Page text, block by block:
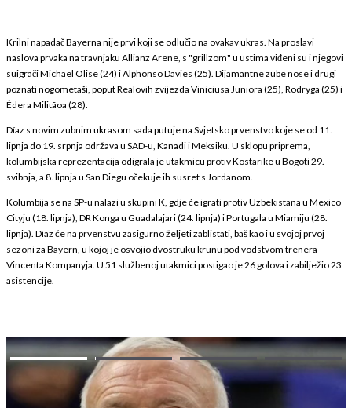
Krilni napadač Bayerna nije prvi koji se odlučio na ovakav ukras. Na proslavi
naslova prvaka na travnjaku Allianz Arene, s "grillzom" u ustima viđeni su i njegovi
suigrači Michael Olise (24) i Alphonso Davies (25). Dijamantne zube nose i drugi
poznati nogometaši, poput Realovih zvijezda Viniciusa Juniora (25), Rodryga (25) i
Édera Militãoa (28).
Díaz s novim zubnim ukrasom sada putuje na Svjetsko prvenstvo koje se od 11.
lipnja do 19. srpnja održava u SAD-u, Kanadi i Meksiku. U sklopu priprema,
kolumbijska reprezentacija odigrala je utakmicu protiv Kostarike u Bogoti 29.
svibnja, a 8. lipnja u San Diegu očekuje ih susret s Jordanom.
Kolumbija se na SP-u nalazi u skupini K, gdje će igrati protiv Uzbekistana u Mexico
Cityju (18. lipnja), DR Konga u Guadalajari (24. lipnja) i Portugala u Miamiju (28.
lipnja). Díaz će na prvenstvu zasigurno željeti zablistati, baš kao i u svojoj prvoj
sezoni za Bayern, u kojoj je osvojio dvostruku krunu pod vodstvom trenera
Vincenta Kompanyja. U 51 službenoj utakmici postigao je 26 golova i zabilježio 23
asistencije.